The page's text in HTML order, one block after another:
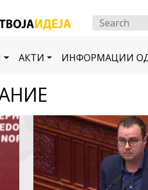
АКТИ ИНФОРМАЦИИ ОД